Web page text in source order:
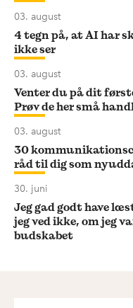
03. august
4 tegn på, at AI har
ikke ser
03. august
Venter du på dit
Prøv de her små
03. august
30
råd til dig som
30. juni
Jeg gad godt have
jeg ved ikke, om jeg
budskabet